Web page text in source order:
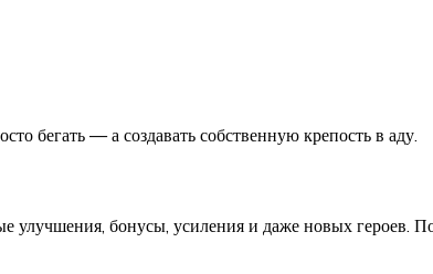
бегать — а создавать собственную крепость в аду.
улучшения, бонусы, усиления и даже новых героев.